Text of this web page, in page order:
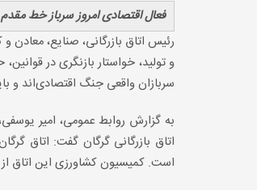
فعال اقتصادی امروز سرباز خط
رئیس اتاق بازرگانی، صنایع،
و تولید، خواستار بازنگری در
سربازان واقعی جنگ اقتصادی‌اند و
به گزارش روابط عمومی، امیر
است. کمیسیون کشاورزی این اتاق